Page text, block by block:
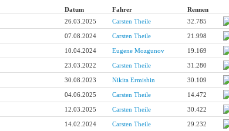
Datum Fahrer Rennen
26.03.2025 Carsten Theile 32.785
07.08.2024 Carsten Theile 21.998
10.04.2024 Eugene Mozgunov 19.169
23.03.2022 Carsten Theile 31.280
30.08.2023 Nikita Ermishin 30.109
04.06.2025 Carsten Theile 14.472
12.03.2025 Carsten Theile 30.422
14.02.2024 Carsten Theile 29.232